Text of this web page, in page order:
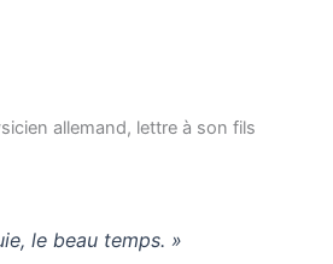
allemand, lettre à son fils
le beau temps. »